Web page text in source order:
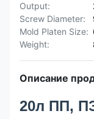
Output:
Screw Diameter:
Mold Platen Size:
Weight:
Описание
20л ПП,